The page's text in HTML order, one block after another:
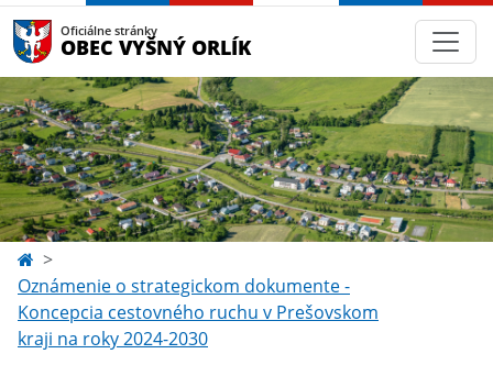
Oficiálne stránky
OBEC VYŠNÝ ORLÍK
Oznámenie o strategickom dokumente -
Koncepcia cestovného ruchu v Prešovskom
kraji na roky 2024-2030